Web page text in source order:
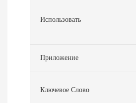
Использовать
Приложение
Ключевое Слово